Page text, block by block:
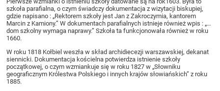
szkoła parafialna, o czym świadczy dokumentacja z wizytacji biskupiej,
gdzie napisano : „Rektorem szkoły jest Jan z Zakroczymia, kantorem
Marcin z Kamiony.” W dokumentach parafialnych istnieje również wpis : „…
dom szkolny wymaga naprawy.” Szkoła ta funkcjonowała również w roku
1660.
W roku 1818 Kołbiel weszła w skład archidiecezji warszawskiej, dekanat
siennicki. Dokumentacja kościelna potwierdza istnienie szkoły
początkowej, o czym wzmiankuje się w roku 1827 w „Słowniku
geograficznym Królestwa Polskiego i innych krajów słowiańskich” z roku
1885.